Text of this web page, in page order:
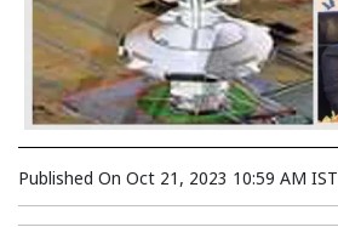
Published On Oct 21, 2023 10:59 AM IST